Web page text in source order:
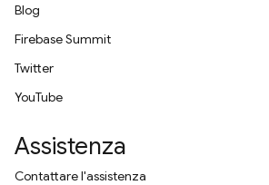
Blog
Firebase Summit
Twitter
YouTube
Assistenza
Contattare l'assistenza